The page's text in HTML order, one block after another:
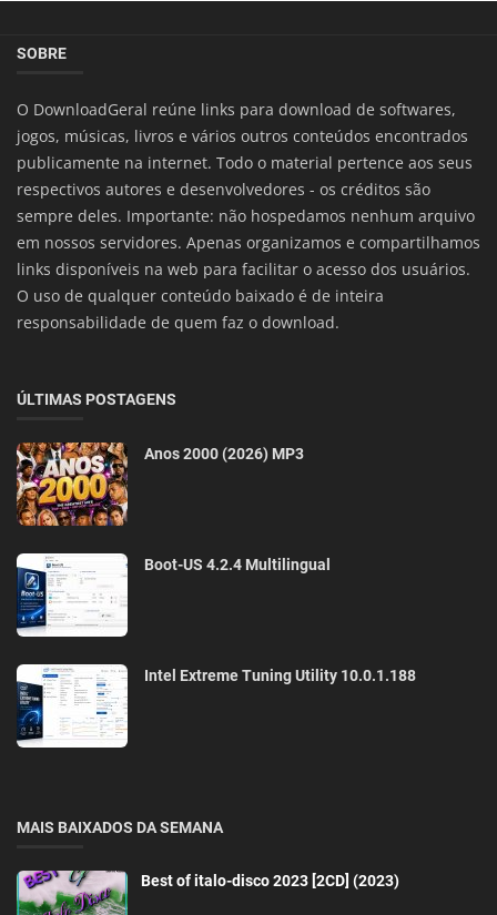
SOBRE
O DownloadGeral reúne links para download de softwares,
jogos, músicas, livros e vários outros conteúdos encontrados
publicamente na internet. Todo o material pertence aos seus
respectivos autores e desenvolvedores - os créditos são
sempre deles. Importante: não hospedamos nenhum arquivo
em nossos servidores. Apenas organizamos e compartilhamos
links disponíveis na web para facilitar o acesso dos usuários.
O uso de qualquer conteúdo baixado é de inteira
responsabilidade de quem faz o download.
ÚLTIMAS POSTAGENS
Anos 2000 (2026) MP3
Boot-US 4.2.4 Multilingual
Intel Extreme Tuning Utility 10.0.1.188
MAIS BAIXADOS DA SEMANA
Best of italo-disco 2023 [2CD] (2023)